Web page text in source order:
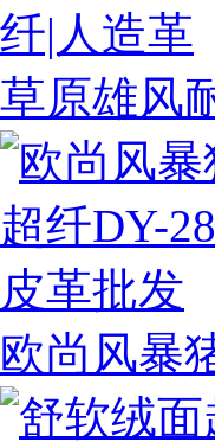
草原雄风
欧尚风暴